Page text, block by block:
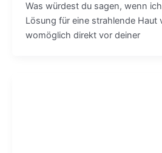
Was würdest du sagen, wenn
Lösung für eine strahlende Haut
womöglich direkt vor deiner